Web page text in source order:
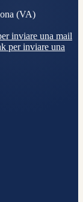
(VA)
inviare una mail
per inviare una